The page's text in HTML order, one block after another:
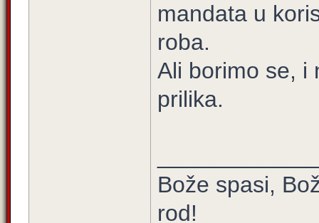
mandata u
roba.
Ali borimo se, i
prilika.
Bože spasi,
rod!